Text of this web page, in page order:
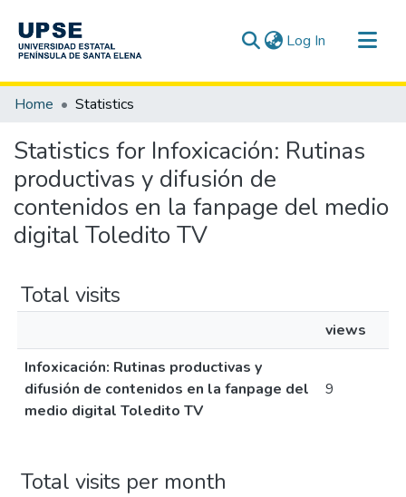
Log In (current)
Communities & Collections
Home Statistics
Statistics for Infoxicación: Rutinas
productivas y difusión de
contenidos en la fanpage del medio
digital Toledito TV
Total visits
views
Infoxicación: Rutinas productivas y
difusión de contenidos en la fanpage del
medio digital Toledito TV
9
Total visits per month